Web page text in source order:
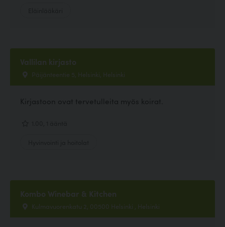
Vallilan kirjasto
Päijänteentie 5, Helsinki, Helsinki
Kirjastoon ovat tervetulleita myös koirat.
Kombo Winebar & Kitchen
Kulmavuorenkatu 2, 00500 Helsinki , Helsinki